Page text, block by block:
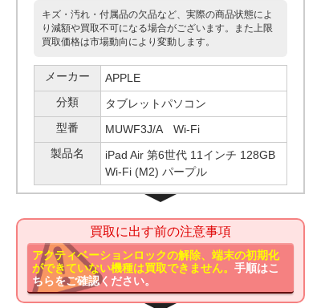
キズ・汚れ・付属品の欠品など、実際の商品状態によ
り減額や買取不可になる場合がございます。また上限
買取価格は市場動向により変動します。
メーカー
APPLE
分類
タブレットパソコン
型番
MUWF3J/A Wi-Fi
製品名
iPad Air 第6世代 11インチ 128GB
Wi-Fi (M2) パープル
買取に出す前の注意事項
アクティベーションロックの解除、端末の初期化
ができていない機種は買取できません。手順はこ
ちらをご確認ください。